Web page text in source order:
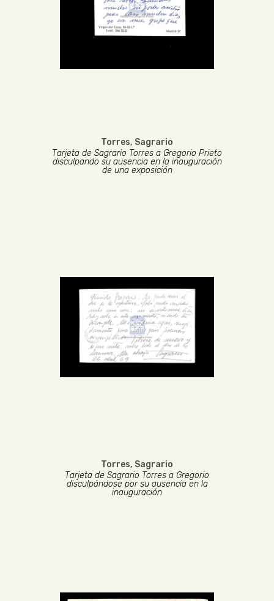
Torres, Sagrario
Tarjeta de Sagrario Torres a Gregorio Prieto
disculpando su ausencia en la inauguración
de una exposición
Torres, Sagrario
Tarjeta de Sagrario Torres a Gregorio
disculpándose por su ausencia en la
inauguración